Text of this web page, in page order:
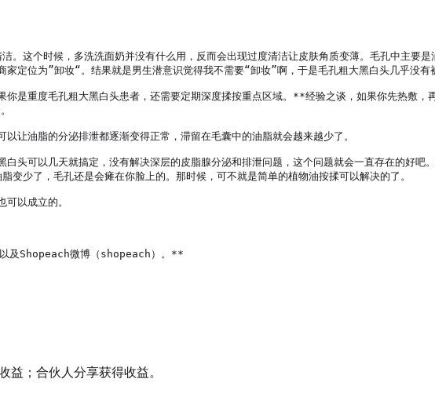
。这个时候，多洗洗面奶并没有什么用，反而会出现过度清洁让皮肤角质变薄。毛孔中主要
定位为”卸妆“。结果就是男生潜意识觉得我不需要“卸妆”啊，于是毛孔粗大黑白头几乎没有
是重度毛孔粗大黑白头患者，还需要定期深度揉按重点区域。**经验之谈，如果你先热敷
让油脂的分泌排泄都逐渐变得正常，滞留在毛囊中的油脂就会越来越少了。
头可以几天就搞定，没有解决深层的皮脂腺分泌和排泄问题，这个问题就会一直存在的好吧
变少了，毛孔还是会瘫在你脸上的。那时候，可不就是简单的植物油按揉可以解决的了。
以成立的。
及Shopeach微博（shopeach）。**
益；合伙人分享获得收益。